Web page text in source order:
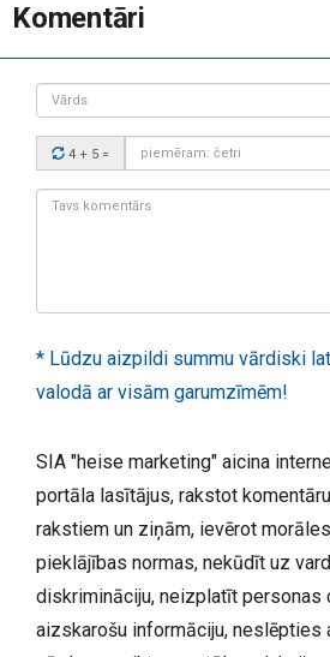
Komentāri
Vārds
Drošības
kods:
4 + 5 =
Tavs
* Lūdzu aizpildi summu vārdiski
valodā ar visām garumzīmēm!
SIA "heise marketing" aicina
portāla lasītājus, rakstot
rakstiem un ziņām, ievērot
pieklājības normas, nekūdīt uz
diskrimināciju, neizplatīt personas
aizskarošu informāciju, neslēpties